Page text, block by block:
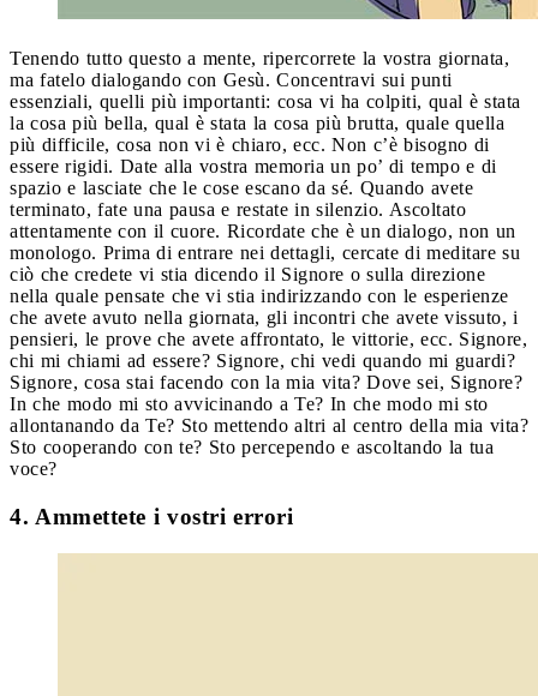
Tenendo tutto questo a mente, ripercorrete la vostra giornata,
ma fatelo dialogando con Gesù. Concentravi sui punti
essenziali, quelli più importanti: cosa vi ha colpiti, qual è stata
la cosa più bella, qual è stata la cosa più brutta, quale quella
più difficile, cosa non vi è chiaro, ecc. Non c’è bisogno di
essere rigidi. Date alla vostra memoria un po’ di tempo e di
spazio e lasciate che le cose escano da sé. Quando avete
terminato, fate una pausa e restate in silenzio. Ascoltato
attentamente con il cuore. Ricordate che è un dialogo, non un
monologo. Prima di entrare nei dettagli, cercate di meditare su
ciò che credete vi stia dicendo il Signore o sulla direzione
nella quale pensate che vi stia indirizzando con le esperienze
che avete avuto nella giornata, gli incontri che avete vissuto, i
pensieri, le prove che avete affrontato, le vittorie, ecc. Signore,
chi mi chiami ad essere? Signore, chi vedi quando mi guardi?
Signore, cosa stai facendo con la mia vita? Dove sei, Signore?
In che modo mi sto avvicinando a Te? In che modo mi sto
allontanando da Te? Sto mettendo altri al centro della mia vita?
Sto cooperando con te? Sto percependo e ascoltando la tua
voce?
4. Ammettete i vostri errori